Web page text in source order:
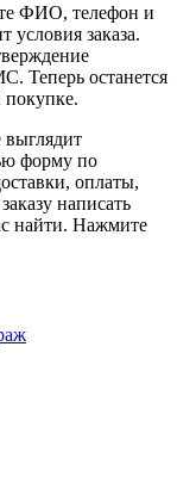
ФИО, телефон и
условия заказа.
Теперь останется
покупке.
выглядит
форму по
оплаты,
написать
найти. Нажмите